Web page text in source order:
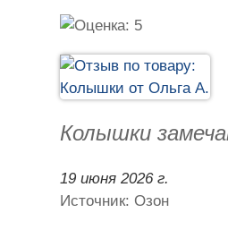
Колышки
19 июня 2026 г.
Источник: Озон